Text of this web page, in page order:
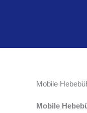
Mobile
Mobile